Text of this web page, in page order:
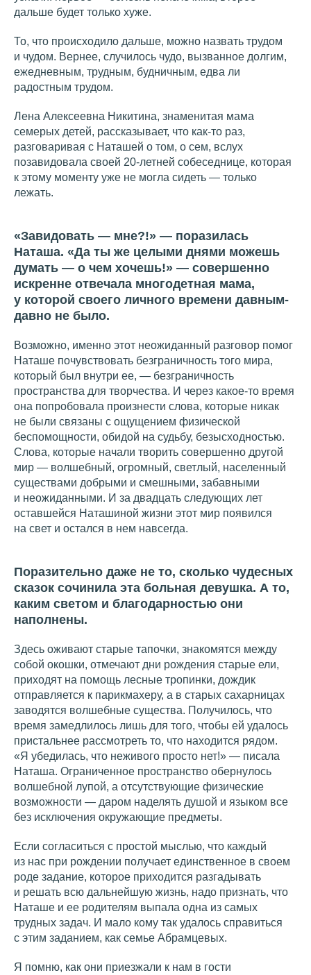
дальше будет только хуже.
То, что происходило дальше, можно назвать трудом
и чудом. Вернее, случилось чудо, вызванное долгим,
ежедневным, трудным, будничным, едва ли
радостным трудом.
Лена Алексеевна Никитина, знаменитая мама
семерых детей, рассказывает, что как-то раз,
разговаривая с Наташей о том, о сем, вслух
позавидовала своей 20-летней собеседнице, которая
к этому моменту уже не могла сидеть — только
лежать.
«Завидовать — мне?!» — поразилась
Наташа. «Да ты же целыми днями можешь
думать — о чем хочешь!» — совершенно
искренне отвечала многодетная мама,
у которой своего личного времени давным-
давно не было.
Возможно, именно этот неожиданный разговор помог
Наташе почувствовать безграничность того мира,
который был внутри ее, — безграничность
пространства для творчества. И через какое-то время
она попробовала произнести слова, которые никак
не были связаны с ощущением физической
беспомощности, обидой на судьбу, безысходностью.
Слова, которые начали творить совершенно другой
мир — волшебный, огромный, светлый, населенный
существами добрыми и смешными, забавными
и неожиданными. И за двадцать следующих лет
оставшейся Наташиной жизни этот мир появился
на свет и остался в нем навсегда.
Поразительно даже не то, сколько чудесных
сказок сочинила эта больная девушка. А то,
каким светом и благодарностью они
наполнены.
Здесь оживают старые тапочки, знакомятся между
собой окошки, отмечают дни рождения старые ели,
приходят на помощь лесные тропинки, дождик
отправляется к парикмахеру, а в старых сахарницах
заводятся волшебные существа. Получилось, что
время замедлилось лишь для того, чтобы ей удалось
пристальнее рассмотреть то, что находится рядом.
«Я убедилась, что неживого просто нет!» — писала
Наташа. Ограниченное пространство обернулось
волшебной лупой, а отсутствующие физические
возможности — даром наделять душой и языком все
без исключения окружающие предметы.
Если согласиться с простой мыслью, что каждый
из нас при рождении получает единственное в своем
роде задание, которое приходится разгадывать
и решать всю дальнейшую жизнь, надо признать, что
Наташе и ее родителям выпала одна из самых
трудных задач. И мало кому так удалось справиться
с этим заданием, как семье Абрамцевых.
Я помню, как они приезжали к нам в гости